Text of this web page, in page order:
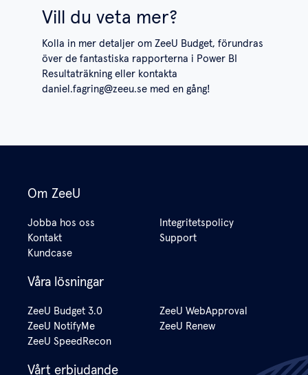
Vill du veta mer?
Kolla in mer detaljer om ZeeU Budget, förundras
över de fantastiska rapporterna i Power BI
Resultaträkning eller kontakta
daniel.fagring@zeeu.se med en gång!
Om ZeeU
Jobba hos oss
Kontakt
Kundcase
Integritetspolicy
Support
Våra lösningar
ZeeU Budget 3.0
ZeeU NotifyMe
ZeeU SpeedRecon
ZeeU WebApproval
ZeeU Renew
Vårt erbjudande